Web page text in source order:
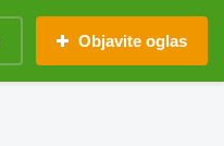
Objavite oglas